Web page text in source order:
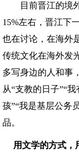
目前晋江的境外
15%左右，晋江下
也在讨论，在海外
传统文化在海外发
多写身边的人和事
从“支教的日子”“
孩”“我是基层公务
品。
用文学的方式，